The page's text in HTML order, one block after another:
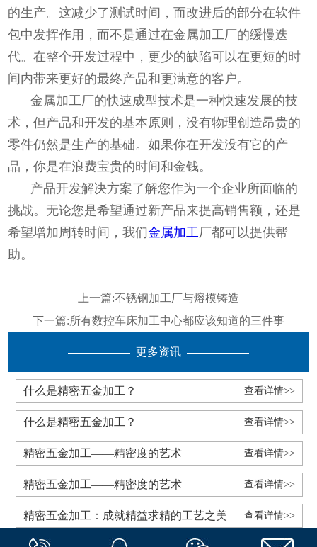
的生产。这减少了测试时间，而改进后的部分在软件
包中发挥作用，而不是通过在金属加工厂的缓慢迭
代。在整个开发过程中，更少的缺陷可以在更短的时
间内带来更好的最终产品和更满意的客户。
金属加工厂的快速成型技术是一种快速发展的技
术，但产品和开发的基本原则，没有物理创造昂贵的
零件仍然是生产的基础。如果你在开发没有它的产
品，你是在浪费宝贵的时间和金钱。
产品开发解决方案了解您作为一个企业所面临的
挑战。无论您是希望通过新产品来提高销售额，还是
希望增加周转时间，我们金属加工厂都可以提供帮
助。
上一篇:不锈钢加工厂与熔模铸造
下一篇:所有数控车床加工中心都应该知道的三件事
更多资讯
什么是精密五金加工？ 查看详情>>
什么是精密五金加工？ 查看详情>>
精密五金加工——精密度的艺术 查看详情>>
精密五金加工——精密度的艺术 查看详情>>
精密五金加工：成就精益求精的工艺之美 查看详情>>